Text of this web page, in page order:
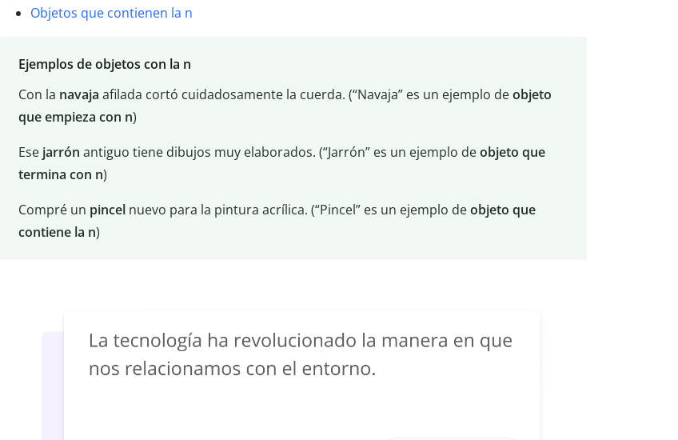
Objetos que contienen la n
Ejemplos de objetos con la n
Con la navaja afilada cortó cuidadosamente la cuerda. (“Navaja” es un ejemplo deobjeto
que empieza con n)
Ese jarrón antiguo tiene dibujos muy elaborados. (“Jarrón” es un ejemplo deobjeto que
termina con n)
Compré un pincelnuevo para la pintura acrílica. (“Pincel” es un ejemplo deobjeto que
contiene la n)